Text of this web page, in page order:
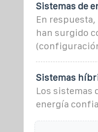
Sistemas de
En
han surgido
Sistemas
Los sistemas
energía